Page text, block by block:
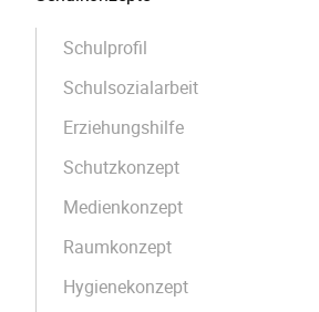
Schulprofil
Schulsozialarbeit
Erziehungshilfe
Schutzkonzept
Medienkonzept
Raumkonzept
Hygienekonzept